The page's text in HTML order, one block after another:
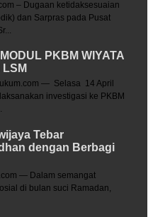
– Dugaan ketidaksesuaian
dan Sarpras pada Pusat
PKBM WIYATA
— Selasa 14 April
investigasi ke PKBM
Tebar
dengan Berbagi
— Dalam semangat
di bulan suci Ramadan,